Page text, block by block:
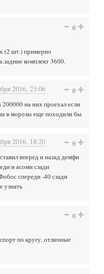
0
(2 шт.) примерно
комплект 3600.
2016, 23:06 0
200000 на них проехал если
в морозы еще походили бы
2016, 18:20 0
вперед и назад демфи
и асоми сзади
спереди -40 сзади
узнать
0
по кругу, отличные